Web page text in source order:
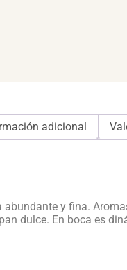
adicional
y fina.
dulce. En boca es